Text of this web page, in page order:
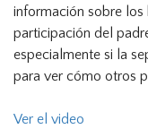
información sobre los
participación del
especialmente si la
para ver cómo otros
Ver el video